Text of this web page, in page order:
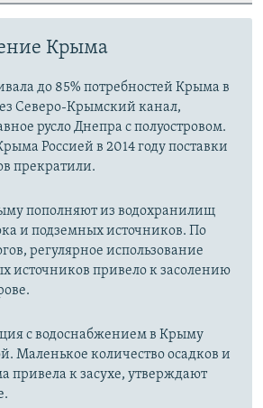
Крыма
до 85% потребностей Крыма в
Северо-Крымский канал,
русло Днепра с полуостровом.
Россией в 2014 году поставки
прекратили.
пополняют из водохранилищ
и подземных источников. По
регулярное использование
источников привело к засолению
с водоснабжением в Крыму
Маленькое количество осадков и
привела к засухе, утверждают